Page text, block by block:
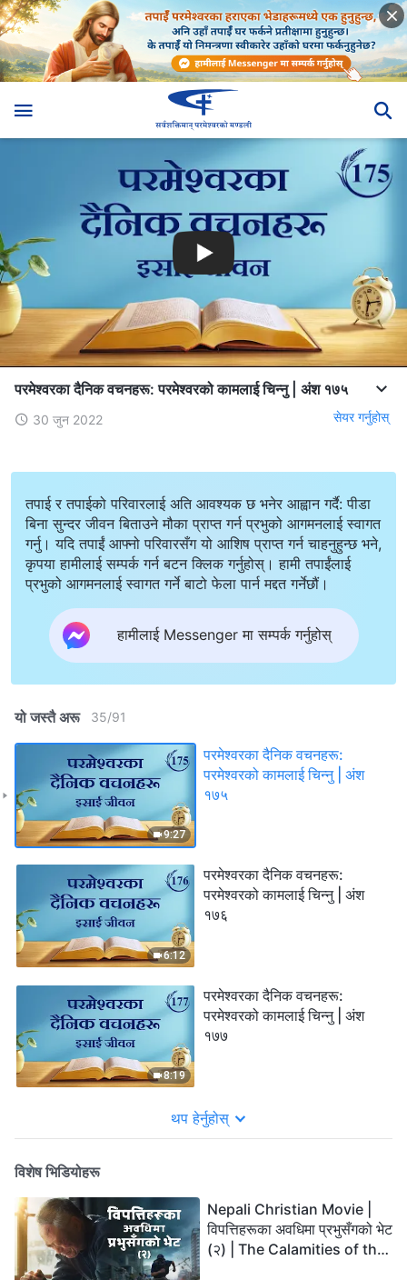
परमेश्‍वरका दैनिक वचनहरू: परमेश्‍वरको कामलाई चिन्‍नु | अंश १७५
30 जुन 2022 सेयर गर्नुहोस्
तपाई र तपाईको परिवारलाई अति आवश्यक छ भनेर आह्वान गर्दै: पीडा
बिना सुन्दर जीवन बिताउने मौका प्राप्त गर्न प्रभुको आगमनलाई स्वागत
गर्नु। यदि तपाईं आफ्नो परिवारसँग यो आशिष प्राप्त गर्न चाहनुहुन्छ भने,
कृपया हामीलाई सम्पर्क गर्न बटन क्लिक गर्नुहोस्। हामी तपाईंलाई
प्रभुको आगमनलाई स्वागत गर्ने बाटो फेला पार्न मद्दत गर्नेछौं।
हामीलाई Messenger मा सम्पर्क गर्नुहोस्
यो जस्तै अरू 35/91
9:27
परमेश्‍वरका दैनिक वचनहरू:
परमेश्‍वरको कामलाई चिन्‍नु | अंश
१७५
6:12
परमेश्‍वरका दैनिक वचनहरू:
परमेश्‍वरको कामलाई चिन्‍नु | अंश
१७६
8:19
परमेश्‍वरका दैनिक वचनहरू:
परमेश्‍वरको कामलाई चिन्‍नु | अंश
१७७
थप हेर्नुहोस्
विशेष भिडियोहरू
Nepali Christian Movie |
विपत्तिहरूका अवधिमा प्रभुसँगको भेट
(२) | The Calamities of the